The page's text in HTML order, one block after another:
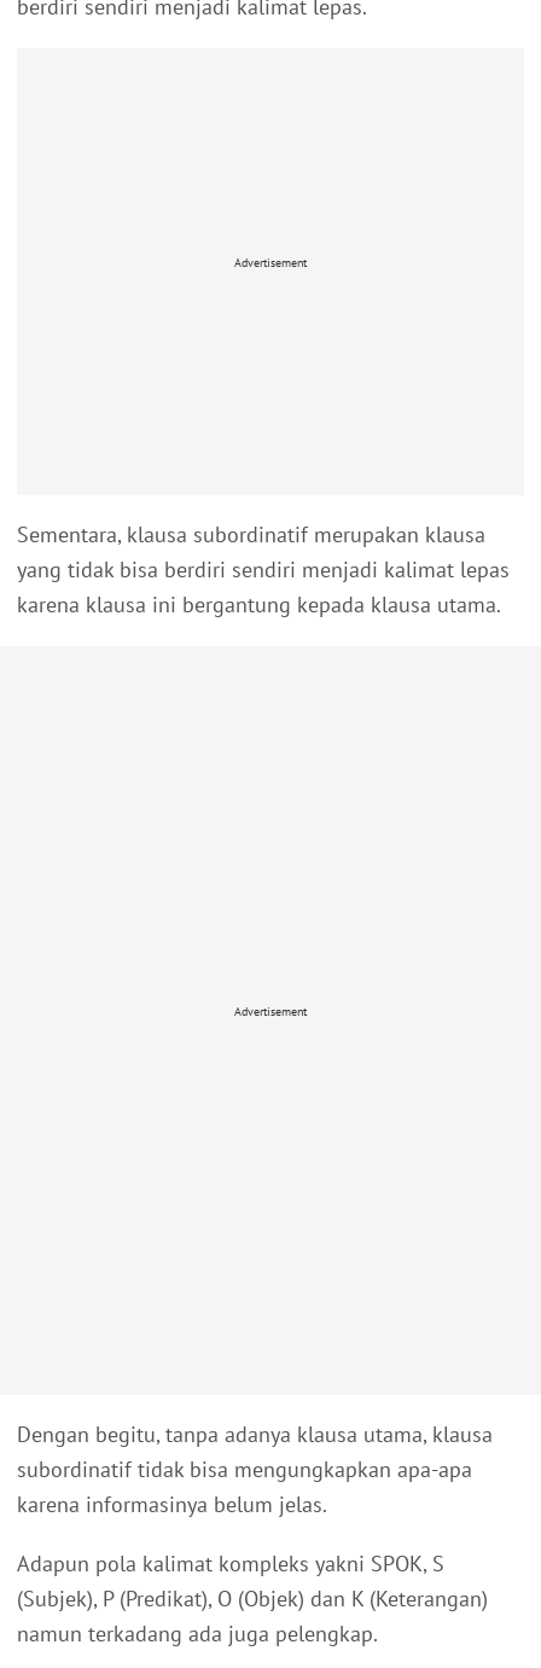
berdiri sendiri menjadi kalimat lepas.
Advertisement
Sementara, klausa subordinatif merupakan klausa
yang tidak bisa berdiri sendiri menjadi kalimat lepas
karena klausa ini bergantung kepada klausa utama.
Advertisement
Dengan begitu, tanpa adanya klausa utama, klausa
subordinatif tidak bisa mengungkapkan apa-apa
karena informasinya belum jelas.
Adapun pola kalimat kompleks yakni SPOK, S
(Subjek), P (Predikat), O (Objek) dan K (Keterangan)
namun terkadang ada juga pelengkap.